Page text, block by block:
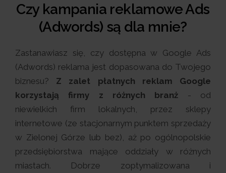
Czy kampania reklamowe Ads
(Adwords) są dla mnie?
Zastanawiasz się, czy dostępna w Google Ads
(Adwords) reklama jest dopasowana do Twojego
biznesu? Z zalet płatnych reklam Google
korzystają firmy z różnych branż - od
niewielkich firm lokalnych, przez sklepy
internetowe (ze stacjonarnym punktem sprzedaży
w Zielonej Górze lub bez), aż po ogólnopolskie
przedsiębiorstwa mające oddziały w różnych
miastach. Dobrze zoptymalizowana i